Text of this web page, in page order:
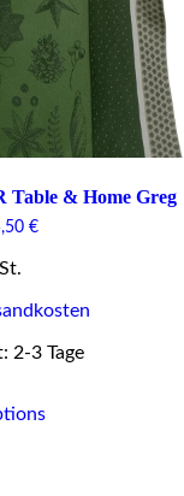
Table & Home Greg
€
2-3 Tage
product